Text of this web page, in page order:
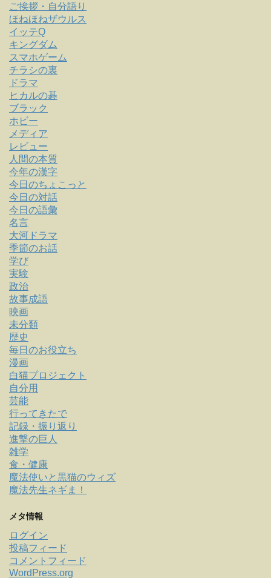
ご挨拶・自分語り
ほねほねザウルス
イッテQ
キングダム
スマホゲーム
チラシの裏
ドラマ
ヒカルの碁
ブラック
ホビー
メディア
レビュー
人間の本質
今年の漢字
今日のちょこっと
今日の対話
今日の語彙
名言
大河ドラマ
季節のお話
学び
実験
政治
故事成語
映画
未分類
歴史
毎日のお役立ち
漫画
白猫プロジェクト
自分用
芸能
行ってきたで
記録・振り返り
進撃の巨人
雑学
食・健康
魔法使いと黒猫のウィズ
魔法先生ネギま！
メタ情報
ログイン
投稿フィード
コメントフィード
WordPress.org